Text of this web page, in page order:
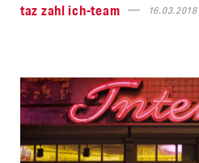
taz zahl ich-team
16.03.2018